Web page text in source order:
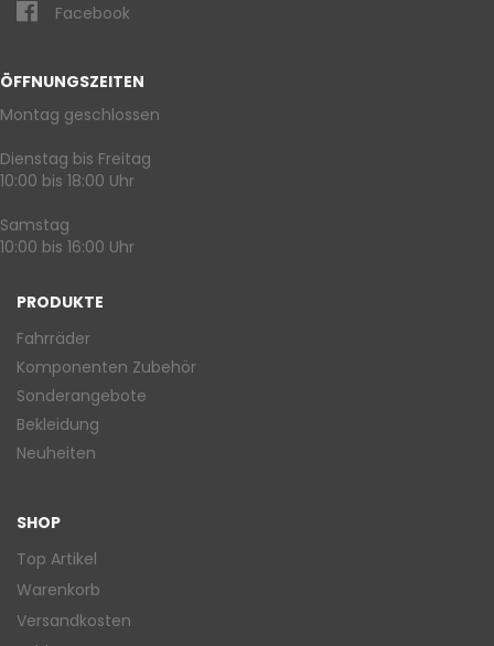
Facebook
ÖFFNUNGSZEITEN
Montag geschlossen
Dienstag bis Freitag
10:00 bis 18:00 Uhr
Samstag
10:00 bis 16:00 Uhr
PRODUKTE
Fahrräder
Komponenten Zubehör
Sonderangebote
Bekleidung
Neuheiten
SHOP
Top Artikel
Warenkorb
Versandkosten